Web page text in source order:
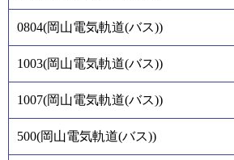
0804(岡山電気軌道(バス))
1003(岡山電気軌道(バス))
1007(岡山電気軌道(バス))
500(岡山電気軌道(バス))